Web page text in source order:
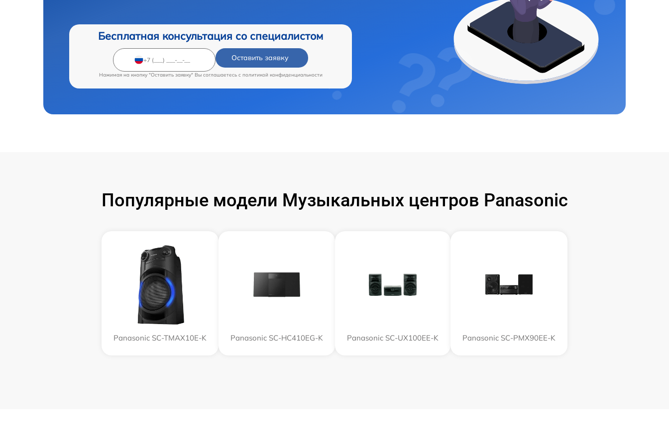
Бесплатная консультация со специалистом
Оставить заявку
Нажимая на кнопку "Оставить заявку" Вы соглашаетесь c политикой конфиденциальности
Популярные модели Музыкальных центров Panasonic
Panasonic SC-TMAX10E-K Panasonic SC-HC410EG-K Panasonic SC-UX100EE-K Panasonic SC-PMX90EE-K